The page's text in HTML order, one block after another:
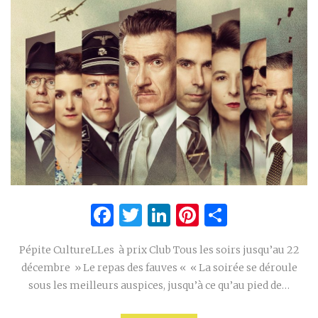
Facebook
Twitter
LinkedIn
Pinterest
Pépite CultureLLes à prix Club Tous les soirs jusqu’au 22
décembre » Le repas des fauves « « La soirée se déroule
sous les meilleurs auspices, jusqu’à ce qu’au pied de…